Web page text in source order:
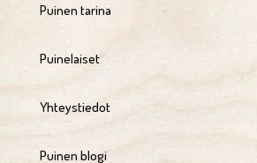
Puinen tarina
Puinelaiset
Yhteystiedot
Puinen blogi